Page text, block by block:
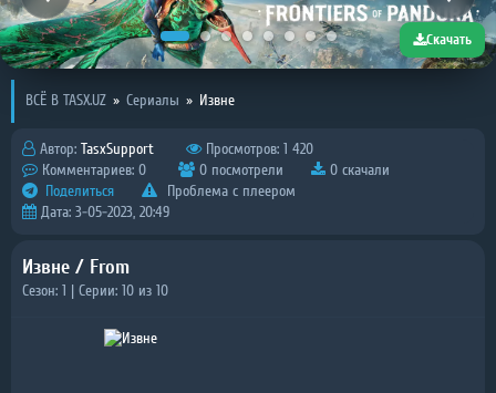
Скачать
ВСЁ В TASX.UZ » Сериалы » Извне
Автор: TasxSupport
Просмотров: 1 420
Комментариев: 0
0 посмотрели
0 скачали
Поделиться
Проблема с плеером
Дата: 3-05-2023, 20:49
Извне / From
Сезон: 1 | Серии: 10 из 10